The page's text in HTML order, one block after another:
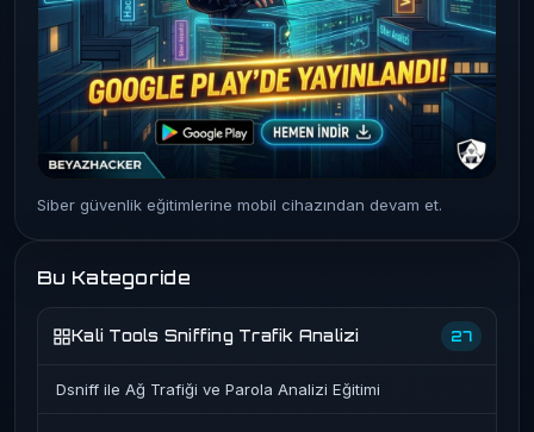
Siber güvenlik eğitimlerine mobil cihazından devam et.
Bu Kategoride
Kali Tools Sniffing Trafik Analizi 27
Dsniff ile Ağ Trafiği ve Parola Analizi Eğitimi